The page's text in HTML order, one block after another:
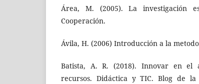
Área, M. (2005). La investigación
Cooperación.
Ávila, H. (2006) Introducción a la
Batista, A. R. (2018). Innovar en el
recursos. Didáctica y TIC. Blog de